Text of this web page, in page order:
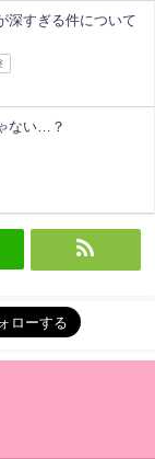
深すぎる件について
ない…？